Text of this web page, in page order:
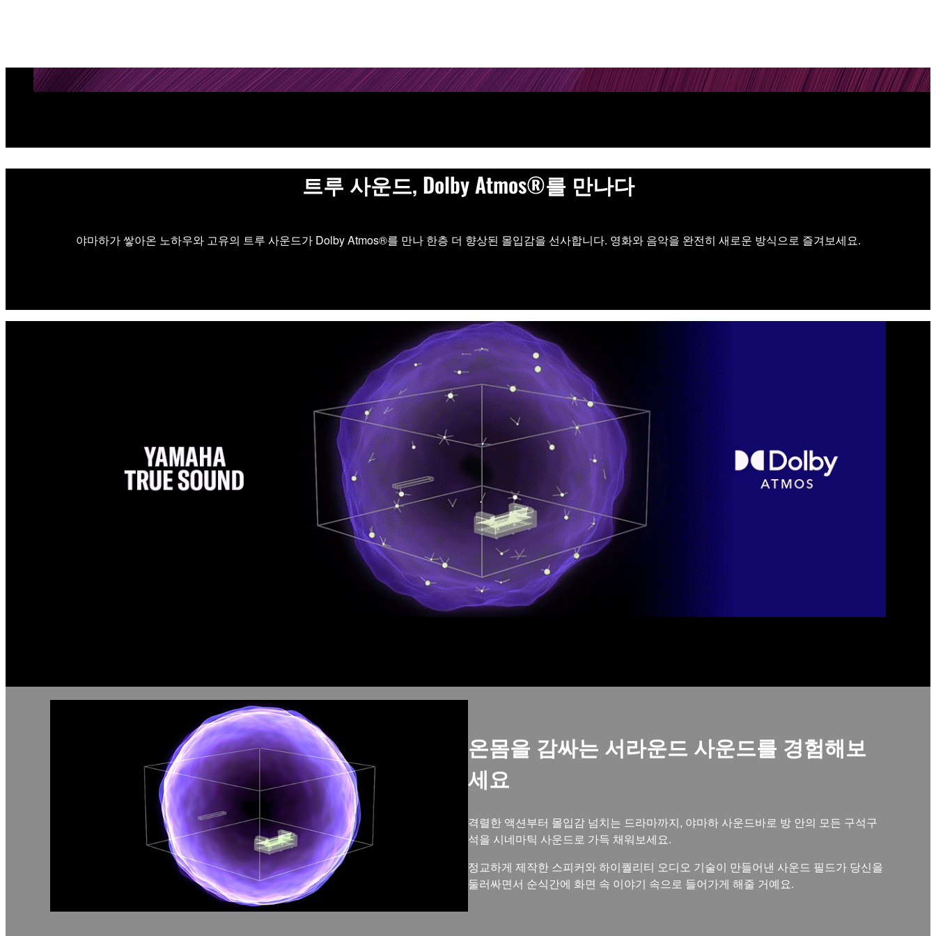
트루 사운드, Dolby Atmos®를 만나다
야마하가 쌓아온 노하우와 고유의 트루 사운드가 Dolby Atmos®를 만나 한층 더 향상된 몰입감을 선사합니다. 영화와 음악을 완전히 새로운 방식으로 즐겨보세요.
온몸을 감싸는 서라운드 사운드를 경험해보
세요
격렬한 액션부터 몰입감 넘치는 드라마까지, 야마하 사운드바로 방 안의 모든 구석구
석을 시네마틱 사운드로 가득 채워보세요.
정교하게 제작한 스피커와 하이퀄리티 오디오 기술이 만들어낸 사운드 필드가 당신을
둘러싸면서 순식간에 화면 속 이야기 속으로 들어가게 해줄 거예요.